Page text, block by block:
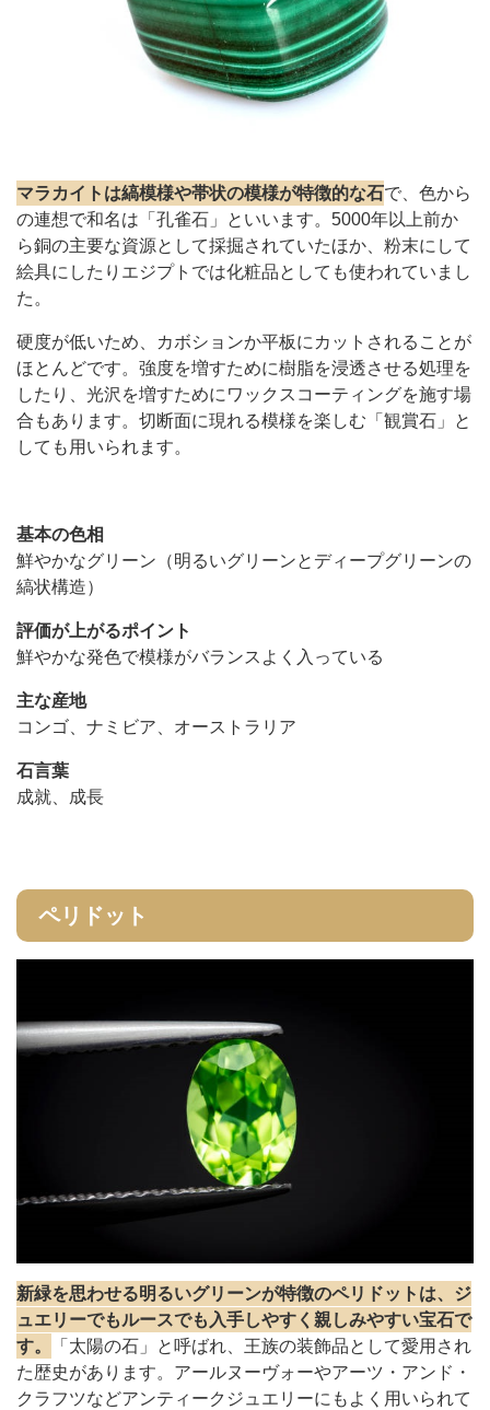
マラカイトは縞模様や帯状の模様が特徴的な石で、色から
の連想で和名は「孔雀石」といいます。5000年以上前か
ら銅の主要な資源として採掘されていたほか、粉末にして
絵具にしたりエジプトでは化粧品としても使われていまし
た。
硬度が低いため、カボションか平板にカットされることが
ほとんどです。強度を増すために樹脂を浸透させる処理を
したり、光沢を増すためにワックスコーティングを施す場
合もあります。切断面に現れる模様を楽しむ「観賞石」と
しても用いられます。
基本の色相
鮮やかなグリーン（明るいグリーンとディープグリーンの
縞状構造）
評価が上がるポイント
鮮やかな発色で模様がバランスよく入っている
主な産地
コンゴ、ナミビア、オーストラリア
石言葉
成就、成長
ペリドット
新緑を思わせる明るいグリーンが特徴のペリドットは、ジ
ュエリーでもルースでも入手しやすく親しみやすい宝石で
す。
「太陽の石」と呼ばれ、王族の装飾品として愛用され
た歴史があります。アールヌーヴォーやアーツ・アンド・
クラフツなどアンティークジュエリーにもよく用いられて